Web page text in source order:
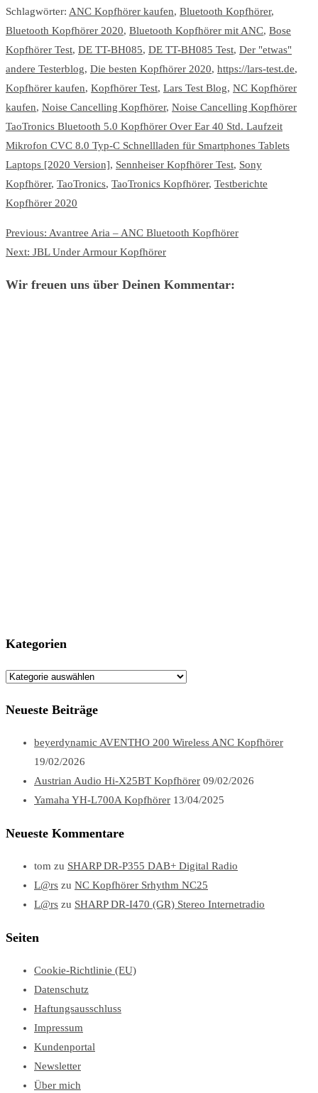
Schlagwörter: ANC Kopfhörer kaufen, Bluetooth Kopfhörer,
Bluetooth Kopfhörer 2020, Bluetooth Kopfhörer mit ANC, Bose
Kopfhörer Test, DE TT-BH085, DE TT-BH085 Test, Der "etwas"
andere Testerblog, Die besten Kopfhörer 2020, https://lars-test.de,
Kopfhörer kaufen, Kopfhörer Test, Lars Test Blog, NC Kopfhörer
kaufen, Noise Cancelling Kopfhörer, Noise Cancelling Kopfhörer
TaoTronics Bluetooth 5.0 Kopfhörer Over Ear 40 Std. Laufzeit
Mikrofon CVC 8.0 Typ-C Schnellladen für Smartphones Tablets
Laptops [2020 Version], Sennheiser Kopfhörer Test, Sony
Kopfhörer, TaoTronics, TaoTronics Kopfhörer, Testberichte
Kopfhörer 2020
Previous: Avantree Aria – ANC Bluetooth Kopfhörer
Next: JBL Under Armour Kopfhörer
Wir freuen uns über Deinen Kommentar:
Kategorien
Kategorien
Neueste Beiträge
beyerdynamic AVENTHO 200 Wireless ANC Kopfhörer
19/02/2026
Austrian Audio Hi-X25BT Kopfhörer 09/02/2026
Yamaha YH-L700A Kopfhörer 13/04/2025
Neueste Kommentare
tom zu SHARP DR-P355 DAB+ Digital Radio
L@rs zu NC Kopfhörer Srhythm NC25
L@rs zu SHARP DR-I470 (GR) Stereo Internetradio
Seiten
Cookie-Richtlinie (EU)
Datenschutz
Haftungsausschluss
Impressum
Kundenportal
Newsletter
Über mich